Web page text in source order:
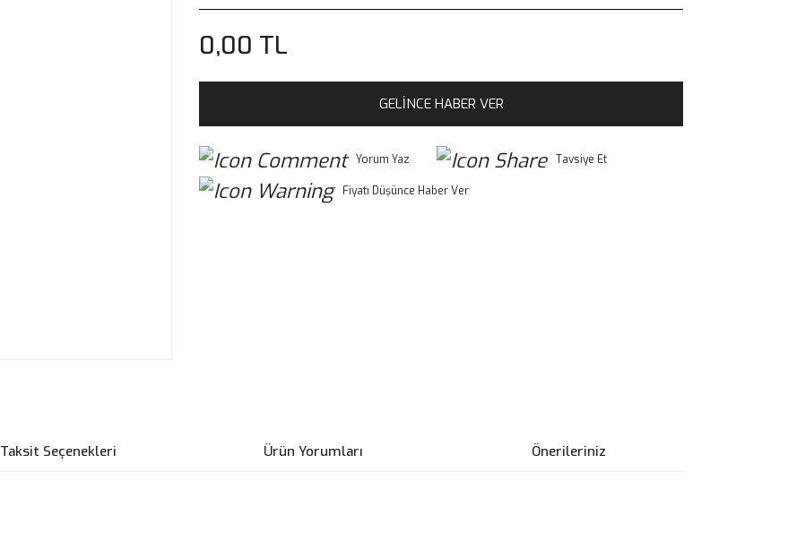
0,00 TL
GELİNCE HABER VER
Yorum Yaz Tavsiye Et
Fiyatı Düşünce Haber Ver
Taksit Seçenekleri Ürün Yorumları Önerileriniz